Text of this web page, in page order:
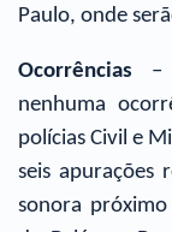
Paulo, onde
Ocorrências –
nenhuma
polícias Civil e
seis apurações
sonora